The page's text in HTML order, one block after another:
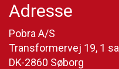
Adresse
Pobra A/S
Transformervej 19, 1 sal
DK-2860 Søborg